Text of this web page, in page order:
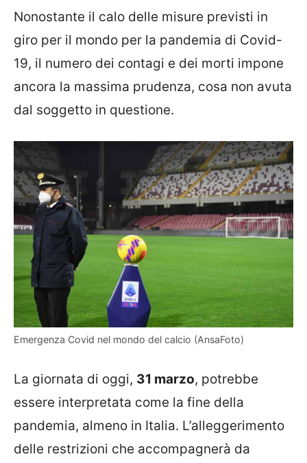
Nonostante il calo delle misure previsti in
giro per il mondo per la pandemia di Covid-
19, il numero dei contagi e dei morti impone
ancora la massima prudenza, cosa non avuta
dal soggetto in questione.
Emergenza Covid nel mondo del calcio (AnsaFoto)
La giornata di oggi, 31 marzo, potrebbe
essere interpretata come la fine della
pandemia, almeno in Italia. L’alleggerimento
delle restrizioni che accompagnerà da